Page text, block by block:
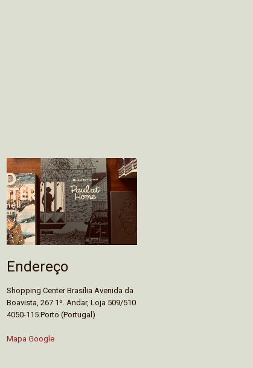
Endereço
Shopping Center Brasília Avenida da
Boavista, 267 1º. Andar, Loja 509/510
4050-115 Porto (Portugal)
Mapa Google